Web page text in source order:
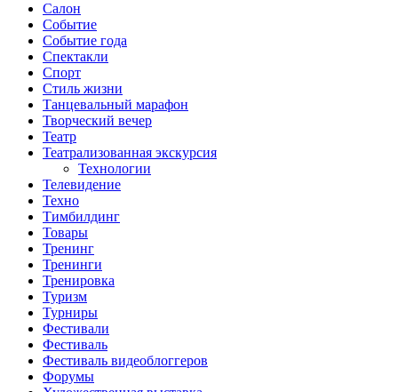
Салон
Событие
Событие года
Спектакли
Спорт
Стиль жизни
Танцевальный марафон
Творческий вечер
Театр
Театрализованная экскурсия
Технологии
Телевидение
Техно
Тимбилдинг
Товары
Тренинг
Тренинги
Тренировка
Туризм
Турниры
Фестивали
Фестиваль
Фестиваль видеоблоггеров
Форумы